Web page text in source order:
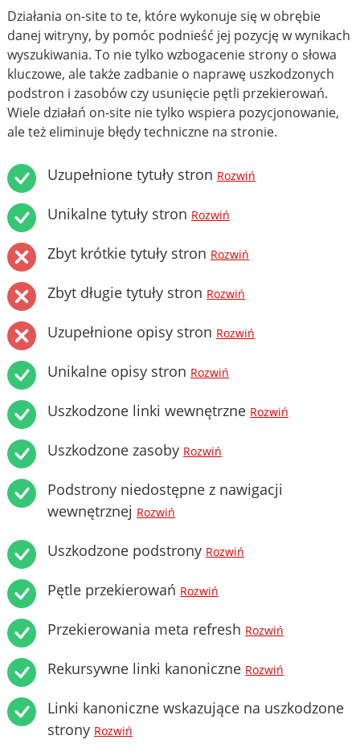
Działania on-site to te, które wykonuje się w obrębie
danej witryny, by pomóc podnieść jej pozycję w wynikach
wyszukiwania. To nie tylko wzbogacenie strony o słowa
kluczowe, ale także zadbanie o naprawę uszkodzonych
podstron i zasobów czy usunięcie pętli przekierowań.
Wiele działań on-site nie tylko wspiera pozycjonowanie,
ale też eliminuje błędy techniczne na stronie.
Uzupełnione tytuły stron Rozwiń
Unikalne tytuły stron Rozwiń
Zbyt krótkie tytuły stron Rozwiń
Zbyt długie tytuły stron Rozwiń
Uzupełnione opisy stron Rozwiń
Unikalne opisy stron Rozwiń
Uszkodzone linki wewnętrzne Rozwiń
Uszkodzone zasoby Rozwiń
Podstrony niedostępne z nawigacji
wewnętrznej Rozwiń
Uszkodzone podstrony Rozwiń
Pętle przekierowań Rozwiń
Przekierowania meta refresh Rozwiń
Rekursywne linki kanoniczne Rozwiń
Linki kanoniczne wskazujące na uszkodzone
strony Rozwiń